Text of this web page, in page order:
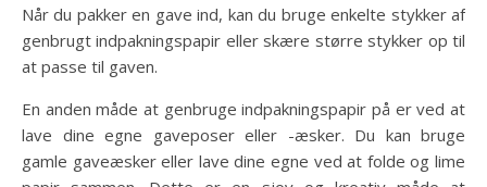
Når du pakker en gave ind, kan du bruge enkelte stykker af
genbrugt indpakningspapir eller skære større stykker op til
at passe til gaven.
En anden måde at genbruge indpakningspapir på er ved at
lave dine egne gaveposer eller -æsker. Du kan bruge
gamle gaveæsker eller lave dine egne ved at folde og lime